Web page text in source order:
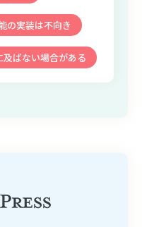
の実装は不向き
ばない場合がある